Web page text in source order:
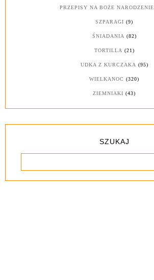
PRZEPISY NA BOŻE NARODZENIE
SZPARAGI (9)
ŚNIADANIA (82)
TORTILLA (21)
UDKA Z KURCZAKA (95)
WIELKANOC (320)
ZIEMNIAKI (43)
SZUKAJ